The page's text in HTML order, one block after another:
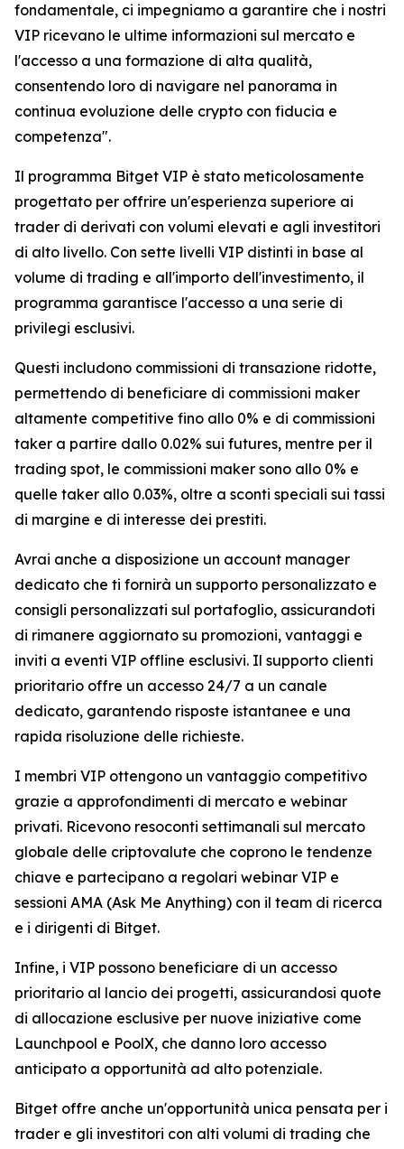
fondamentale, ci impegniamo a garantire che i nostri
VIP ricevano le ultime informazioni sul mercato e
l'accesso a una formazione di alta qualità,
consentendo loro di navigare nel panorama in
continua evoluzione delle crypto con fiducia e
competenza".
Il programma Bitget VIP è stato meticolosamente
progettato per offrire un'esperienza superiore ai
trader di derivati con volumi elevati e agli investitori
di alto livello. Con sette livelli VIP distinti in base al
volume di trading e all'importo dell'investimento, il
programma garantisce l'accesso a una serie di
privilegi esclusivi.
Questi includono commissioni di transazione ridotte,
permettendo di beneficiare di commissioni maker
altamente competitive fino allo 0% e di commissioni
taker a partire dallo 0.02% sui futures, mentre per il
trading spot, le commissioni maker sono allo 0% e
quelle taker allo 0.03%, oltre a sconti speciali sui tassi
di margine e di interesse dei prestiti.
Avrai anche a disposizione un account manager
dedicato che ti fornirà un supporto personalizzato e
consigli personalizzati sul portafoglio, assicurandoti
di rimanere aggiornato su promozioni, vantaggi e
inviti a eventi VIP offline esclusivi. Il supporto clienti
prioritario offre un accesso 24/7 a un canale
dedicato, garantendo risposte istantanee e una
rapida risoluzione delle richieste.
I membri VIP ottengono un vantaggio competitivo
grazie a approfondimenti di mercato e webinar
privati. Ricevono resoconti settimanali sul mercato
globale delle criptovalute che coprono le tendenze
chiave e partecipano a regolari webinar VIP e
sessioni AMA (Ask Me Anything) con il team di ricerca
e i dirigenti di Bitget.
Infine, i VIP possono beneficiare di un accesso
prioritario al lancio dei progetti, assicurandosi quote
di allocazione esclusive per nuove iniziative come
Launchpool e PoolX, che danno loro accesso
anticipato a opportunità ad alto potenziale.
Bitget offre anche un'opportunità unica pensata per i
trader e gli investitori con alti volumi di trading che